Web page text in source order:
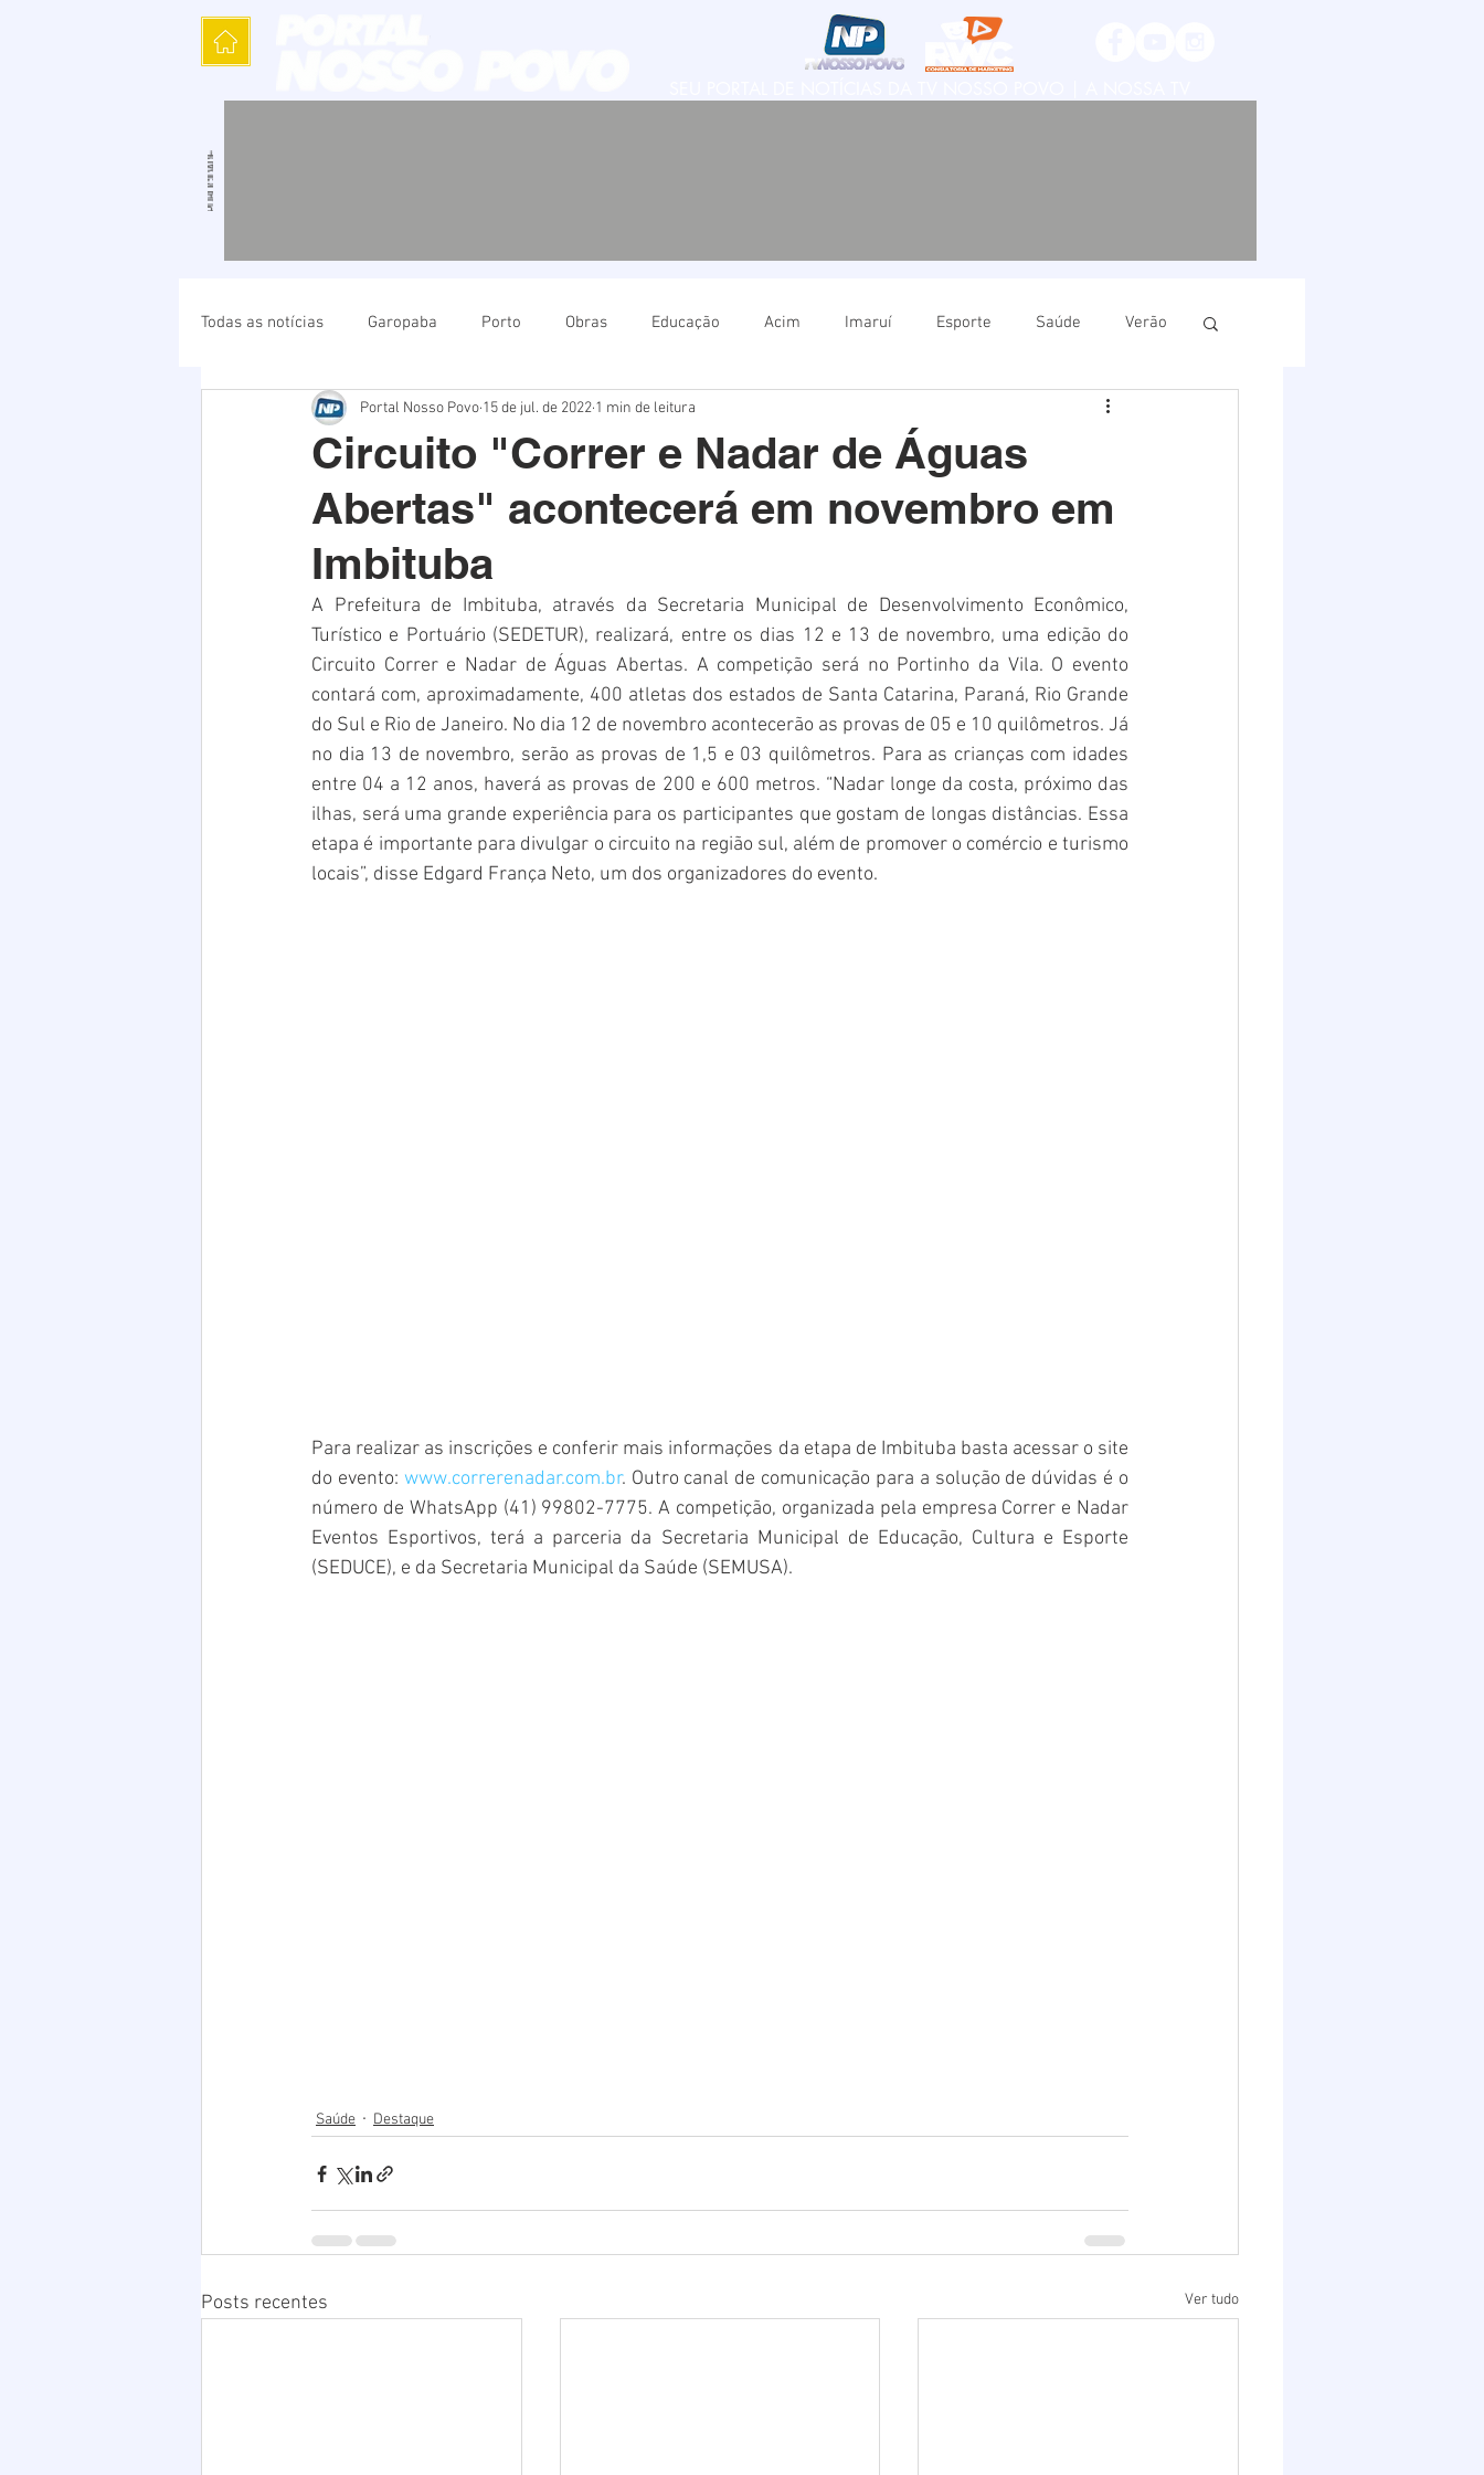
Todas as notícias Garopaba Porto Obras Educação Acim Imaruí Esporte Saúde Verão
Cultura Polícia Natureza Imbituba Imbituba
Verão Saúde Polícia Destaque Laguna Linha Destaques 1 Destaques 2
Circuito "Correr e Nadar de Águas
Abertas" acontecerá em novembro em
Imbituba
Portal Nosso Povo 15 de jul. de 2022 1 min de leitura
A Prefeitura de Imbituba, através da Secretaria Municipal de Desenvolvimento Econômico,
Turístico e Portuário (SEDETUR), realizará, entre os dias 12 e 13 de novembro, uma edição do
Circuito Correr e Nadar de Águas Abertas. A competição será no Portinho da Vila. O evento
contará com, aproximadamente, 400 atletas dos estados de Santa Catarina, Paraná, Rio Grande
do Sul e Rio de Janeiro. No dia 12 de novembro acontecerão as provas de 05 e 10 quilômetros. Já
no dia 13 de novembro, serão as provas de 1,5 e 03 quilômetros. Para as crianças com idades
entre 04 a 12 anos, haverá as provas de 200 e 600 metros. “Nadar longe da costa, próximo das
ilhas, será uma grande experiência para os participantes que gostam de longas distâncias. Essa
etapa é importante para divulgar o circuito na região sul, além de promover o comércio e turismo
locais”, disse Edgard França Neto, um dos organizadores do evento.
Para realizar as inscrições e conferir mais informações da etapa de Imbituba basta acessar o site
do evento: www.correrenadar.com.br. Outro canal de comunicação para a solução de dúvidas é o
número de WhatsApp (41) 99802-7775. A competição, organizada pela empresa Correr e Nadar
Eventos Esportivos, terá a parceria da Secretaria Municipal de Educação, Cultura e Esporte
(SEDUCE), e da Secretaria Municipal da Saúde (SEMUSA).
Saúde Destaque
Posts recentes Ver tudo